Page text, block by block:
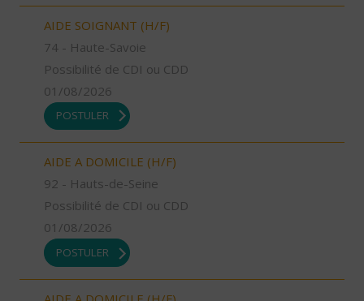
AIDE SOIGNANT (H/F)
74 - Haute-Savoie
Possibilité de CDI ou CDD
01/08/2026
POSTULER
AIDE A DOMICILE (H/F)
92 - Hauts-de-Seine
Possibilité de CDI ou CDD
01/08/2026
POSTULER